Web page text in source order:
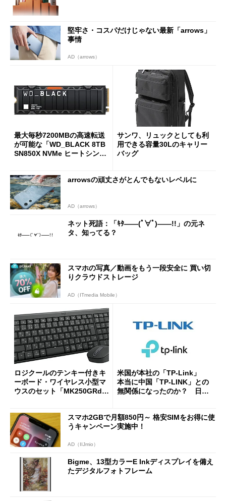
堅牢さ・コスパだけじゃない最新「arrows」
事情
AD（arrows）
最大毎秒7200MBの高速転送
が可能な「WD_BLACK 8TB
SN850X NVMe ヒートシンク
サンワ、リュックとしても利
用できる容量30Lのキャリー
バッグ
arrowsの頑丈さがとんでもないレベルに
AD（arrows）
ネット死語：「ｷﾀ――(ﾟ∀ﾟ)――!!」の元ネ
タ、知ってる？
スマホの写真／動画をもう一段安全に 買い切
りクラウドストレージ
AD（ITmedia Mobile）
ロジクールのテンキー付きキ
ーボード・ワイヤレス小型マ
ウスのセット「MK250GRd」
米国が本社の「TP-Link」
本当に中国「TP-LINK」との
無関係になったのか？ 日本
スマホ2GBで月額850円～ 格安SIMをお得に使
うキャンペーン実施中！
AD（IIJmio）
Bigme、13型カラーE Inkディスプレイを備え
たデジタルフォトフレーム